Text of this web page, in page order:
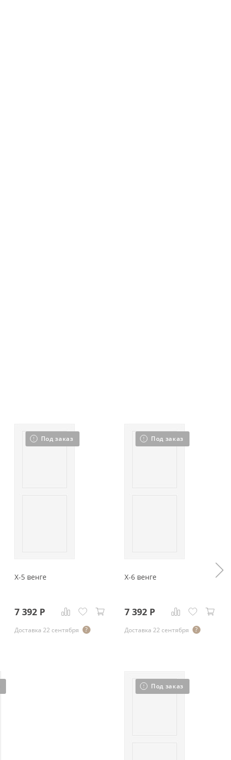
Под заказ
X-5 венге
7 392Р
Доставка 22 сентября
Под заказ
X-6 венге
7 392Р
Доставка 22 сентября
Под заказ